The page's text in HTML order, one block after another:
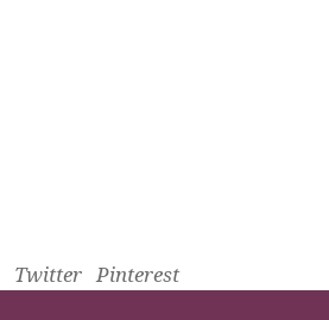
Twitter Pinterest